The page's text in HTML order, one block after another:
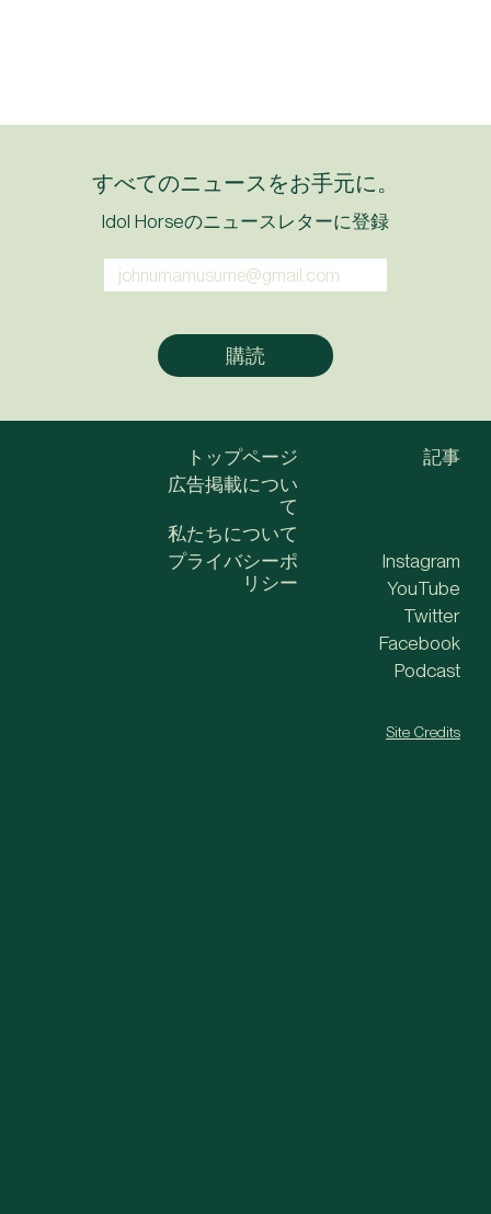
すべてのニュースをお手元に。
Idol Horseのニュースレターに登録
トップページ
広告掲載につい
て
私たちについて
記事
プライバシーポ
リシー
Instagram
YouTube
Twitter
Facebook
Podcast
Site Credits